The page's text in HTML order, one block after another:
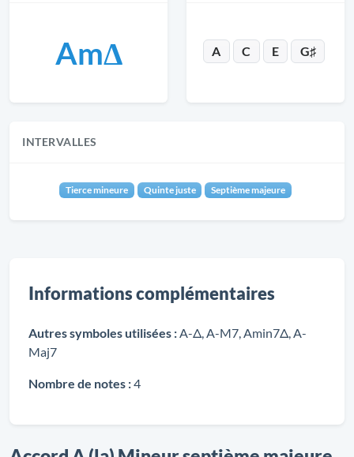
AmΔ A C E G♯
INTERVALLES
Tierce mineure Quinte juste Septième majeure
Informations complémentaires
Autres symboles utilisées :A-Δ, A-M7, Amin7Δ, A-
Maj7
Nombre de notes :4